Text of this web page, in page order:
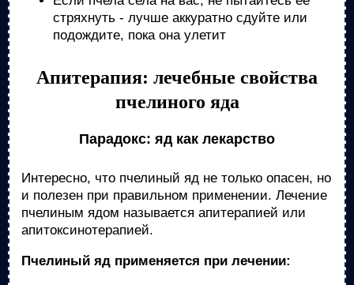
стряхнуть - лучше аккуратно сдуйте или
подождите, пока она улетит
Апитерапия: лечебные свойства
пчелиного яда
Парадокс: яд как лекарство
Интересно, что пчелиный яд не только опасен, но
и полезен при правильном применении. Лечение
пчелиным ядом называется апитерапией или
апитоксинотерапией.
Пчелиный яд применяется при лечении: